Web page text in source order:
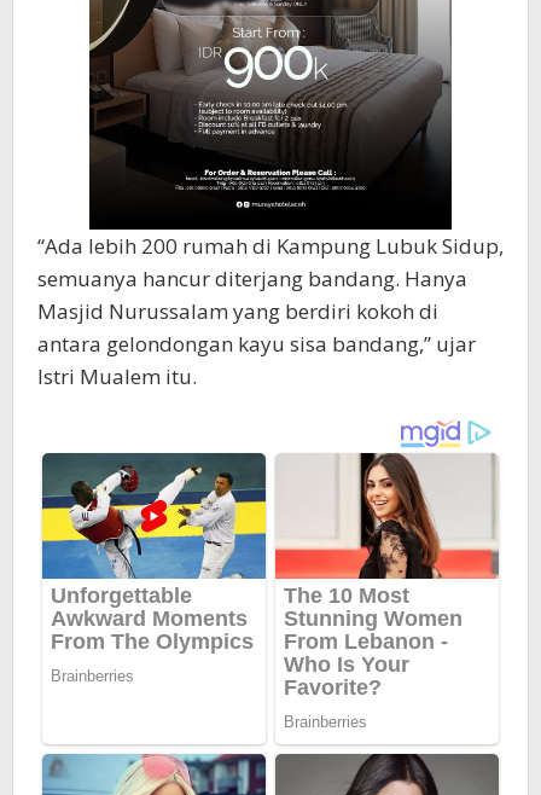
“Ada lebih 200 rumah di Kampung Lubuk Sidup,
semuanya hancur diterjang bandang. Hanya
Masjid Nurussalam yang berdiri kokoh di
antara gelondongan kayu sisa bandang,” ujar
Istri Mualem itu.